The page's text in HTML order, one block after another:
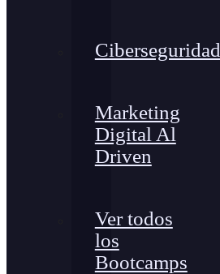
Ciberseguridad
Marketing
Digital Al
Driven
Ver todos
los
Bootcamps